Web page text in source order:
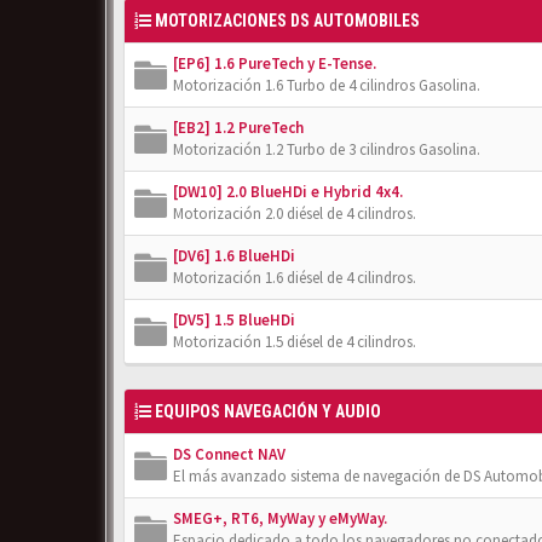
MOTORIZACIONES DS AUTOMOBILES
[EP6] 1.6 PureTech y E-Tense.
Motorización 1.6 Turbo de 4 cilindros Gasolina.
[EB2] 1.2 PureTech
Motorización 1.2 Turbo de 3 cilindros Gasolina.
[DW10] 2.0 BlueHDi e Hybrid 4x4.
Motorización 2.0 diésel de 4 cilindros.
[DV6] 1.6 BlueHDi
Motorización 1.6 diésel de 4 cilindros.
[DV5] 1.5 BlueHDi
Motorización 1.5 diésel de 4 cilindros.
EQUIPOS NAVEGACIÓN Y AUDIO
DS Connect NAV
El más avanzado sistema de navegación de DS
SMEG+, RT6, MyWay y eMyWay.